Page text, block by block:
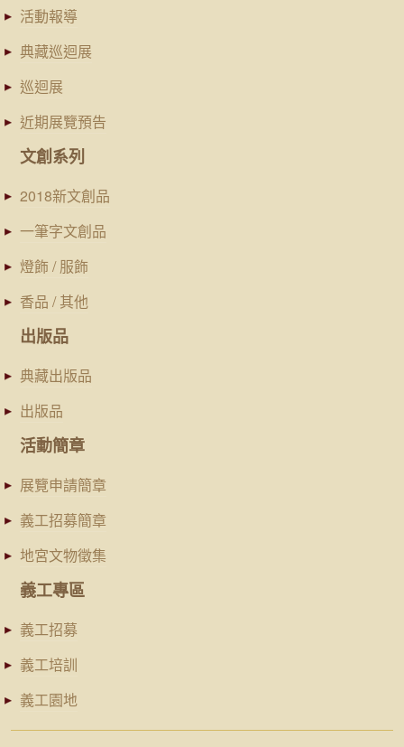
活動報導
典藏巡迴展
巡迴展
近期展覽預告
文創系列
2018新文創品
一筆字文創品
燈飾 / 服飾
香品 / 其他
出版品
典藏出版品
出版品
活動簡章
展覽申請簡章
義工招募簡章
地宮文物徵集
義工專區
義工招募
義工培訓
義工園地